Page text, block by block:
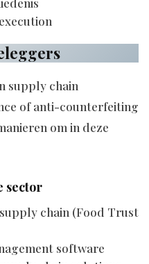
supply chain
of anti-counterfeiting
om in deze
sector
chain (Food Trust
software